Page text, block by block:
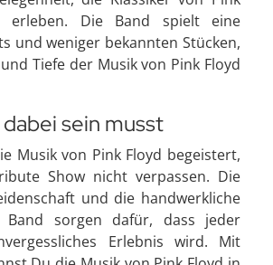
erleben. Die Band spielt eine
und weniger bekannten Stücken,
Tiefe der Musik von Pink Floyd
sein musst
Musik von Pink Floyd begeistert,
Show nicht verpassen. Die
und die handwerkliche
Band sorgen dafür, dass jeder
Erlebnis wird. Mit